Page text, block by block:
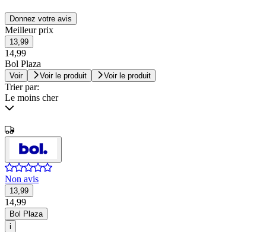
Donnez votre avis
Meilleur prix
13,99
14,99
Bol Plaza
Voir Voir le produit Voir le produit
Trier par:
Le moins cher
Non avis
13,99
14,99
Bol Plaza
i